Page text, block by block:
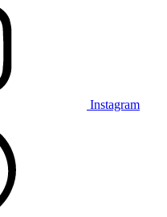
Instagram